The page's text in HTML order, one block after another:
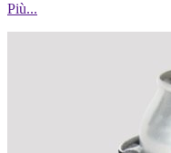
Più...